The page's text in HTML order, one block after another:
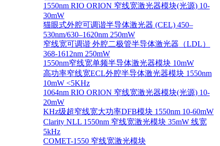
1550nm RIO ORION 窄线宽激光器模块(光源) 10-
30mW
猫眼式外腔可调谐半导体激光器 (CEL) 450–
530nm/630–1620nm 250mW
窄线宽可调谐 外腔二极管半导体激光器（LDL）
368-1612nm 250mW
1550nm窄线宽单频半导体激光器模块 10mW
高功率窄线宽ECL外腔半导体激光器模块 1550nm
10mW <5KHz
1064nm RIO ORION 窄线宽激光器模块(光源) 10-
20mW
KHz级超窄线宽大功率DFB模块 1550nm 10-60mW
Clarity NLL 1550nm 窄线宽激光模块 35mW 线宽
5kHz
COMET-1550 窄线宽激光模块